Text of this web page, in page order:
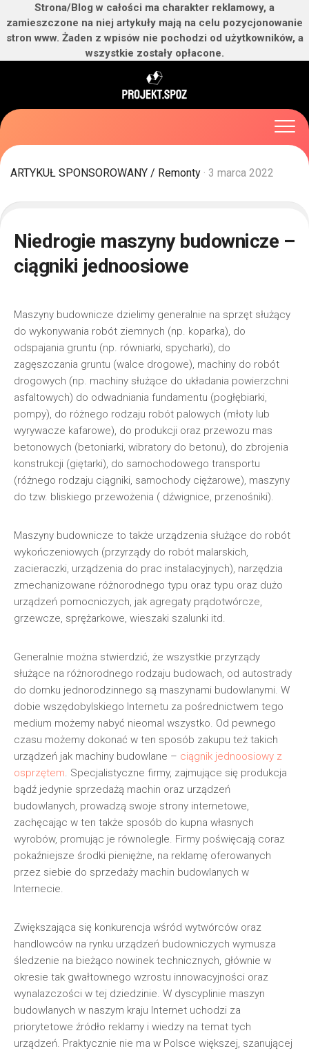
Strona/Blog w całości ma charakter reklamowy, a
zamieszczone na niej artykuły mają na celu pozycjonowanie
stron www. Żaden z wpisów nie pochodzi od użytkowników, a
wszystkie zostały opłacone.
ARTYKUŁ SPONSOROWANY / Remonty · 3 marca 2022
Niedrogie maszyny budownicze –
ciągniki jednoosiowe
Maszyny budownicze dzielimy generalnie na sprzęt służący
do wykonywania robót ziemnych (np. koparka), do
odspajania gruntu (np. równiarki, spycharki), do
zagęszczania gruntu (walce drogowe), machiny do robót
drogowych (np. machiny służące do układania powierzchni
asfaltowych) do odwadniania fundamentu (pogłębiarki,
pompy), do różnego rodzaju robót palowych (młoty lub
wyrywacze kafarowe), do produkcji oraz przewozu mas
betonowych (betoniarki, wibratory do betonu), do zbrojenia
konstrukcji (giętarki), do samochodowego transportu
(różnego rodzaju ciągniki, samochody ciężarowe), maszyny
do tzw. bliskiego przewożenia ( dźwignice, przenośniki).
Maszyny budownicze to także urządzenia służące do robót
wykończeniowych (przyrządy do robót malarskich,
zacieraczki, urządzenia do prac instalacyjnych), narzędzia
zmechanizowane różnorodnego typu oraz typu oraz dużo
urządzeń pomocniczych, jak agregaty prądotwórcze,
grzewcze, sprężarkowe, wieszaki szalunki itd.
Generalnie można stwierdzić, że wszystkie przyrządy
służące na różnorodnego rodzaju budowach, od autostrady
do domku jednorodzinnego są maszynami budowlanymi. W
dobie wszędobylskiego Internetu za pośrednictwem tego
medium możemy nabyć nieomal wszystko. Od pewnego
czasu możemy dokonać w ten sposób zakupu też takich
urządzeń jak machiny budowlane – ciągnik jednoosiowy z
osprzętem. Specjalistyczne firmy, zajmujące się produkcja
bądź jedynie sprzedażą machin oraz urządzeń
budowlanych, prowadzą swoje strony internetowe,
zachęcając w ten także sposób do kupna własnych
wyrobów, promując je równolegle. Firmy poświęcają coraz
pokaźniejsze środki pieniężne, na reklamę oferowanych
przez siebie do sprzedaży machin budowlanych w
Internecie.
Zwiększająca się konkurencja wśród wytwórców oraz
handlowców na rynku urządzeń budowniczych wymusza
śledzenie na bieżąco nowinek technicznych, głównie w
okresie tak gwałtownego wzrostu innowacyjności oraz
wynalazczości w tej dziedzinie. W dyscyplinie maszyn
budowlanych w naszym kraju Internet uchodzi za
priorytetowe źródło reklamy i wiedzy na temat tych
urządzeń. Praktycznie nie ma w Polsce większej, szanującej